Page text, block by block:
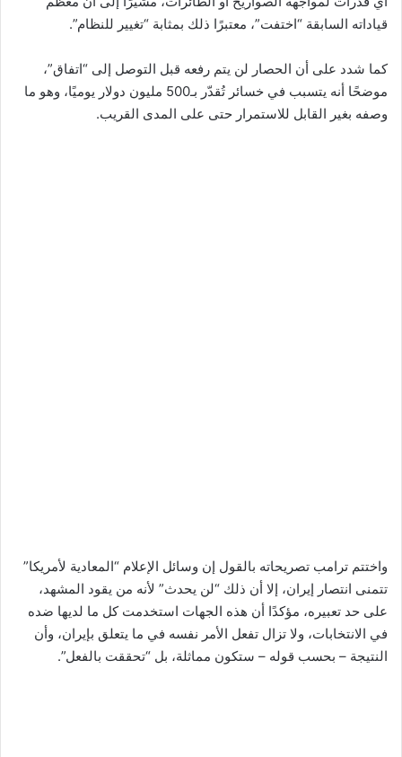
قياداته السابقة “اختفت”، معتبرًا ذلك بمثابة “تغيير للنظام”.
كما شدد على أن الحصار لن يتم رفعه قبل التوصل إلى “اتفاق”،
موضحًا أنه يتسبب في خسائر تُقدّر بـ500 مليون دولار يوميًا، وهو ما
وصفه بغير القابل للاستمرار حتى على المدى القريب.
واختتم ترامب تصريحاته بالقول إن وسائل الإعلام “المعادية لأمريكا”
تتمنى انتصار إيران، إلا أن ذلك “لن يحدث” لأنه من يقود المشهد،
على حد تعبيره، مؤكدًا أن هذه الجهات استخدمت كل ما لديها ضده
في الانتخابات، ولا تزال تفعل الأمر نفسه في ما يتعلق بإيران، وأن
النتيجة – بحسب قوله – ستكون مماثلة، بل “تحققت بالفعل”.